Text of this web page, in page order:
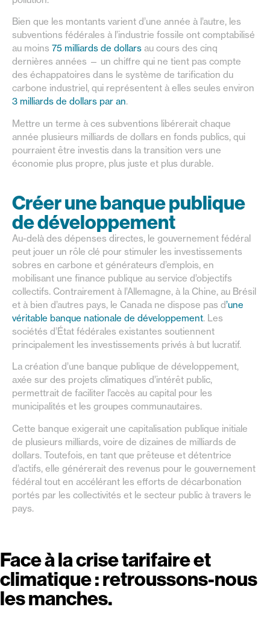
Bien que les montants varient d’une année à l’autre, les
subventions fédérales à l’industrie fossile ont comptabilisé
au moins 75 milliards de dollars au cours des cinq
dernières années — un chiffre qui ne tient pas compte
des échappatoires dans le système de tarification du
carbone industriel, qui représentent à elles seules environ
3 milliards de dollars par an.
Mettre un terme à ces subventions libérerait chaque
année plusieurs milliards de dollars en fonds publics, qui
pourraient être investis dans la transition vers une
économie plus propre, plus juste et plus durable.
Créer une banque publique
de développement
Au-delà des dépenses directes, le gouvernement fédéral
peut jouer un rôle clé pour stimuler les investissements
sobres en carbone et générateurs d’emplois, en
mobilisant une finance publique au service d’objectifs
collectifs. Contrairement à l’Allemagne, à la Chine, au Brésil
et à bien d’autres pays, le Canada ne dispose pas d’une
véritable banque nationale de développement. Les
sociétés d’État fédérales existantes soutiennent
principalement les investissements privés à but lucratif.
La création d’une banque publique de développement,
axée sur des projets climatiques d’intérêt public,
permettrait de faciliter l’accès au capital pour les
municipalités et les groupes communautaires.
Cette banque exigerait une capitalisation publique initiale
de plusieurs milliards, voire de dizaines de milliards de
dollars. Toutefois, en tant que prêteuse et détentrice
d’actifs, elle générerait des revenus pour le gouvernement
fédéral tout en accélérant les efforts de décarbonation
portés par les collectivités et le secteur public à travers le
pays.
Face à la crise tarifaire et
climatique : retroussons-nous
les manches.